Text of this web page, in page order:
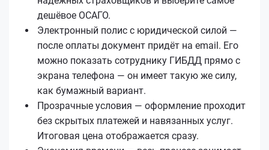
дешёвое ОСАГО.
Электронный полис с юридической силой —
после оплаты документ придёт на email. Его
можно показать сотруднику ГИБДД прямо с
экрана телефона — он имеет такую же силу,
как бумажный вариант.
Прозрачные условия — оформление проходит
без скрытых платежей и навязанных услуг.
Итоговая цена отображается сразу.